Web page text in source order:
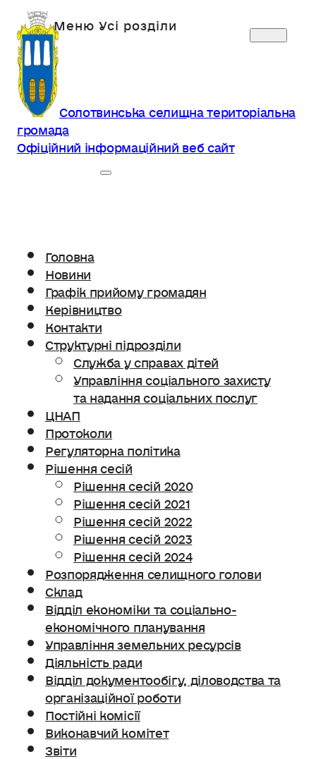
Солотвинська селищна територіальна
громада
Офіційний інформаційний веб сайт
Головна
Новини
Графік прийому громадян
Керівництво
Контакти
Структурні підрозділи
Служба у справах дітей
Управління соціального захисту
та надання соціальних послуг
ЦНАП
Протоколи
Регуляторна політика
Рішення сесій
Рішення сесій 2020
Рішення сесій 2021
Рішення сесій 2022
Рішення сесій 2023
Рішення сесій 2024
Розпорядження селищного голови
Склад
Відділ економіки та соціально-
економічного планування
Управління земельних ресурсів
Діяльність ради
Відділ документообігу, діловодства та
організаційної роботи
Постійні комісії
Виконавчий комітет
Звіти